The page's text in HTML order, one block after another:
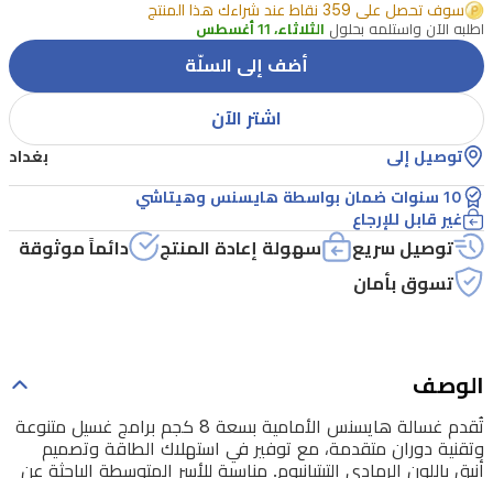
وتقنية
دوران
متقدمة،
مع
توفير
في
استهلاك
الطاقة
وتصميم
الرمادي
التيتيانيوم.
مناسبة
سوف تحصل على 359 نقاط عند شراءك هذا المنتج
اطلبه الآن واستلمه بحلول الثلاثاء، 11 أغسطس
أضف إلى السلّة
اشتر الآن
توصيل إلى بغداد
10 سنوات ضمان بواسطة هايسنس وهيتاشي
غير قابل للإرجاع
توصيل سريع سهولة إعادة المنتج
دائماً موثوقة
تسوق بأمان
الوصف
تُقدم غسالة هايسنس الأمامية بسعة 8 كجم برامج غسيل متنوعة
وتقنية دوران متقدمة، مع توفير في استهلاك الطاقة وتصميم
أنيق باللون الرمادي التيتيانيوم. مناسبة للأسر المتوسطة الباحثة عن